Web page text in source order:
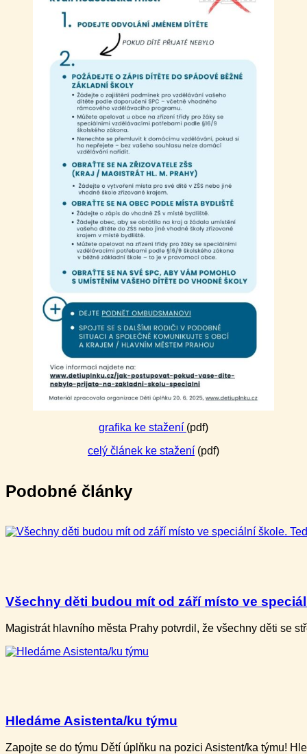
grafika ke stažení (pdf)
celý článek ke stažení (pdf)
Podobné články
Všechny děti budou mít od září místo ve
Magistrát hlavního města Prahy potvrdil, že všechny děti​ se
Hledáme Asistenta/ku týmu
Zapojte se do týmu Dětí úplňku na pozici Asistent/ka týmu!